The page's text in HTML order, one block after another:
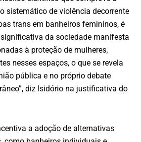
sistemático de violência decorrente
trans em banheiros femininos, é
da sociedade manifesta
à proteção de mulheres,
nesses espaços, o que se revela
pública e no próprio debate
diz Isidório na justificativa do
a adoção de alternativas